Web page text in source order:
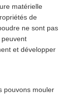
matérielle
de
ne sont pas
et développer
pouvons mouler